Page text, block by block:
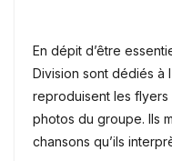
En dépit d’être
Division sont dédiés à
reproduisent les
photos du groupe. Ils
chansons qu’ils